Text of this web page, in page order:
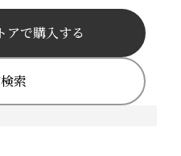
アで購入する
索